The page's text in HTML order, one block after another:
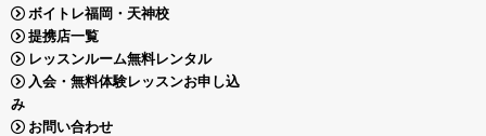
ボイトレ福岡・天神校
提携店一覧
レッスンルーム無料レンタル
入会・無料体験レッスンお申し込
み
お問い合わせ